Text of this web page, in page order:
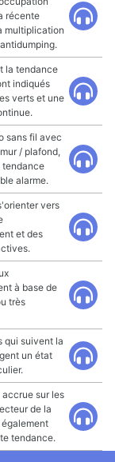
récente
multiplication
la tendance
indiqués
verts et une
sans fil avec
/ plafond,
tendance
alarme.
vers
et des
à base de
très
qui suivent la
un état
accrue sur les
de la
tendance.